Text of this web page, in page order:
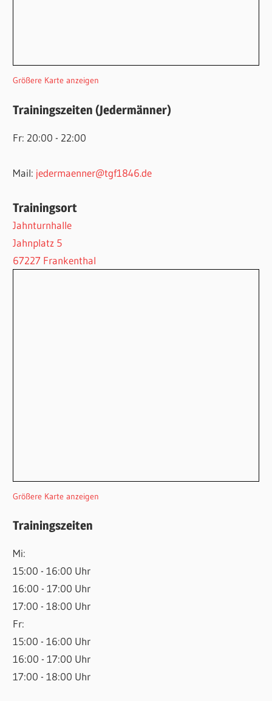
Größere Karte anzeigen
Trainingszeiten (Jedermänner)
Fr: 20:00 - 22:00
Mail: jedermaenner@tgf1846.de
Trainingsort
Jahnturnhalle
Jahnplatz 5
67227 Frankenthal
Größere Karte anzeigen
Trainingszeiten
Mi:
15:00 - 16:00 Uhr
16:00 - 17:00 Uhr
17:00 - 18:00 Uhr
Fr:
15:00 - 16:00 Uhr
16:00 - 17:00 Uhr
17:00 - 18:00 Uhr